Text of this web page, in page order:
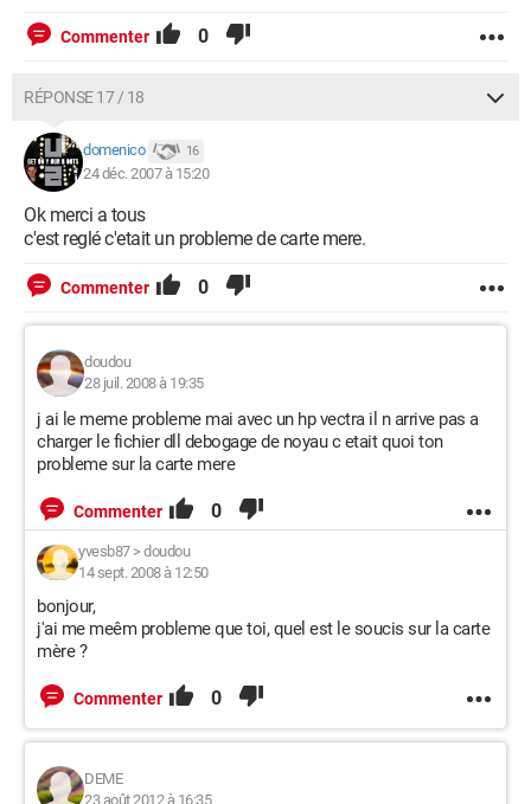
Commenter 0
RÉPONSE 17 / 18
domenico 16
24 déc. 2007 à 15:20
Ok merci a tous
c'est reglé c'etait un probleme de carte mere.
Commenter 0
doudou
28 juil. 2008 à 19:35
j ai le meme probleme mai avec un hp vectra il n arrive pas a
charger le fichier dll debogage de noyau c etait quoi ton
probleme sur la carte mere
Commenter 0
yvesb87> doudou
14 sept. 2008 à 12:50
bonjour,
j'ai me meêm probleme que toi, quel est le soucis sur la carte
mère ?
Commenter 0
DEME
23 août 2012 à 16:35